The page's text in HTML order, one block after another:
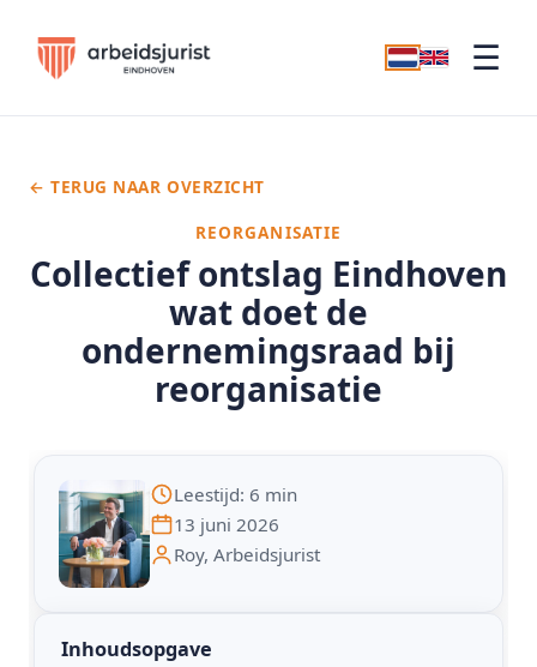
☰
Collectief ontslag Eindhoven
wat doet de
ondernemingsraad bij
reorganisatie
← TERUG NAAR OVERZICHT
REORGANISATIE
Leestijd: 6 min
13 juni 2026
Roy, Arbeidsjurist
Inhoudsopgave